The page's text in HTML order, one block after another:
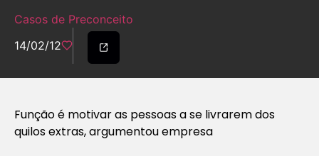
Casos de Preconceito
14/02/12
Função é motivar as pessoas a se livrarem dos
quilos extras, argumentou empresa